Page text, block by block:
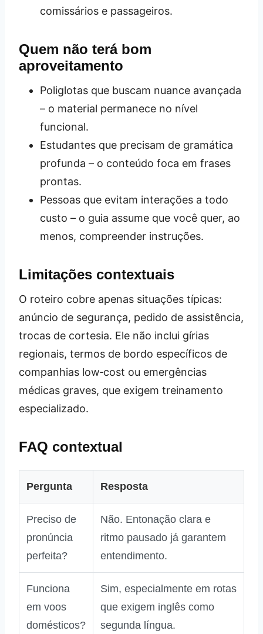
comissários e passageiros.
Quem não terá bom
aproveitamento
Poliglotas que buscam nuance avançada
– o material permanece no nível
funcional.
Estudantes que precisam de gramática
profunda – o conteúdo foca em frases
prontas.
Pessoas que evitam interações a todo
custo – o guia assume que você quer, ao
menos, compreender instruções.
Limitações contextuais
O roteiro cobre apenas situações típicas:
anúncio de segurança, pedido de assistência,
trocas de cortesia. Ele não inclui gírias
regionais, termos de bordo específicos de
companhias low‑cost ou emergências
médicas graves, que exigem treinamento
especializado.
FAQ contextual
Pergunta Resposta
Preciso de
pronúncia
perfeita?
Não. Entonação clara e
ritmo pausado já garantem
entendimento.
Funciona
em voos
domésticos?
Sim, especialmente em rotas
que exigem inglês como
segunda língua.